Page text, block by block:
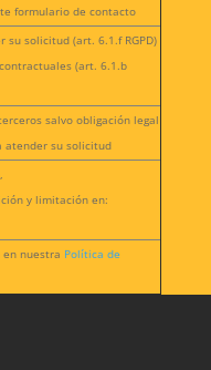
formulario de contacto
solicitud (art. 6.1.f RGPD)
(art. 6.1.b
salvo obligación legal
atender su solicitud
y limitación en:
en nuestra Política de